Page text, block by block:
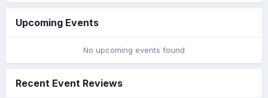
Upcoming Events
No upcoming events found
Recent Event Reviews